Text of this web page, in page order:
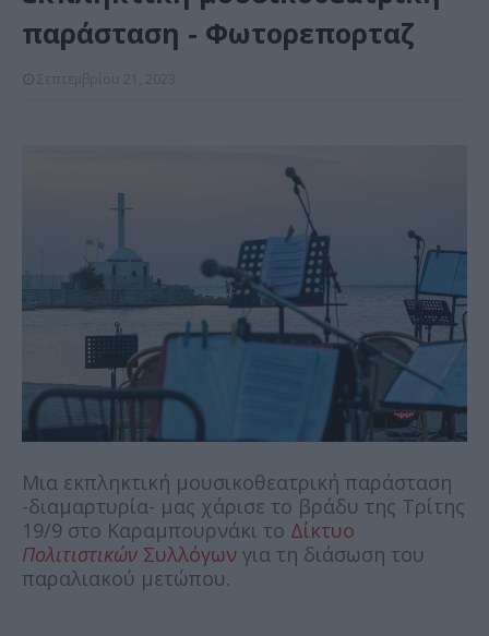
παράσταση - Φωτορεπορταζ
Μια εκπληκτική μουσικοθεατρική παράσταση
-διαμαρτυρία- μας χάρισε το βράδυ της Τρίτης
19/9 στο Καραμπουρνάκι το Δίκτυο
Πολιτιστικών Συλλόγων για τη διάσωση του
παραλιακού μετώπου.